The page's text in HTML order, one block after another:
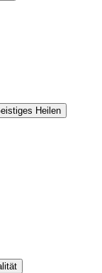
Heilen